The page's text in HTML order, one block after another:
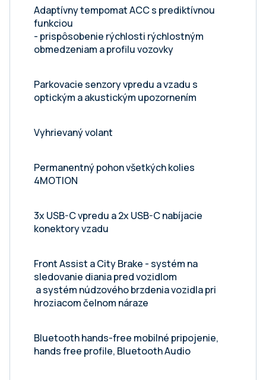
Adaptívny tempomat ACC s prediktívnou
funkciou
- prispôsobenie rýchlosti rýchlostným
obmedzeniam a profilu vozovky
Parkovacie senzory vpredu a vzadu s
optickým a akustickým upozornením
Vyhrievaný volant
Permanentný pohon všetkých kolies
4MOTION
3x USB-C vpredu a 2x USB-C nabíjacie
konektory vzadu
Front Assist a City Brake - systém na
sledovanie diania pred vozidlom
a systém núdzového brzdenia vozidla pri
hroziacom čelnom náraze
Bluetooth hands-free mobilné pripojenie,
hands free profile, Bluetooth Audio